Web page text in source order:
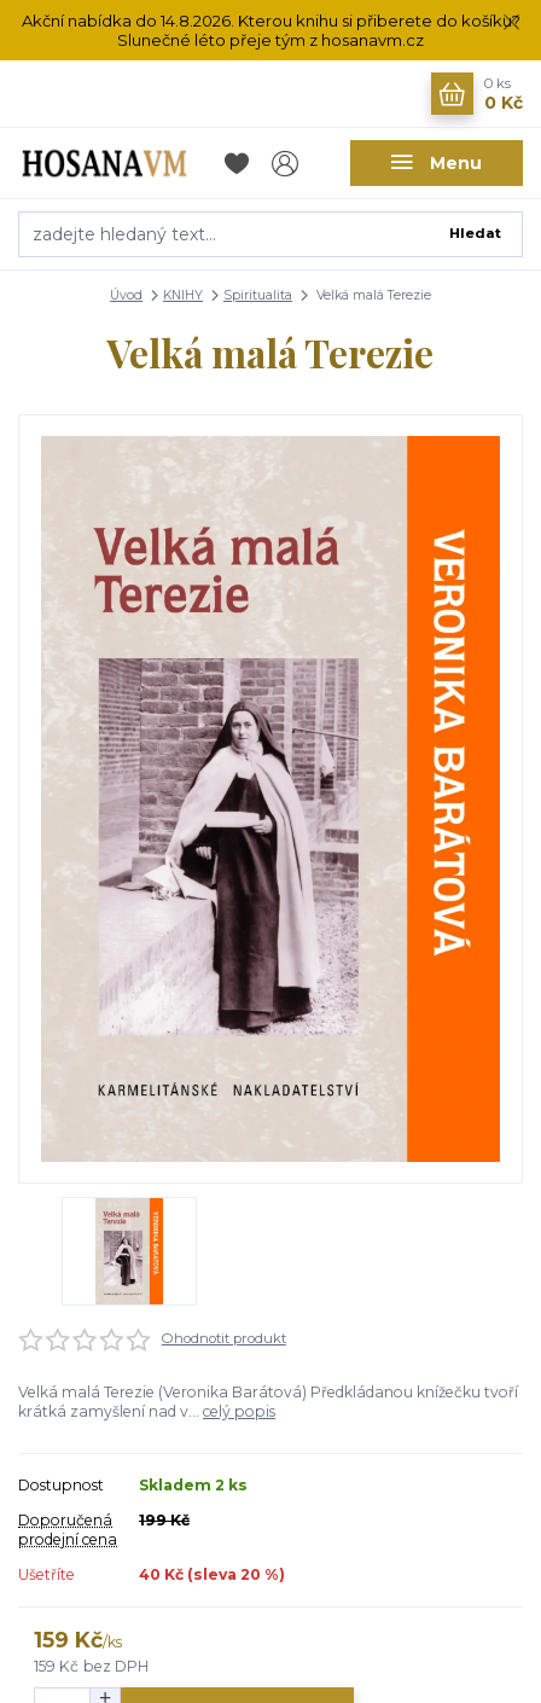
Akční nabídka do 14.8.2026. Kterou knihu si přiberete do košíku?
Slunečné léto přeje tým z hosanavm.cz
Menu
Hledat
0 ks
0 Kč
Úvod KNIHY Spiritualita Velká malá Terezie
Velká malá Terezie
Ohodnotit produkt
Velká malá Terezie (Veronika Barátová) Předkládanou knížečku tvoří
krátká zamyšlení nad v... celý popis
Dostupnost
Skladem 2 ks
Doporučená
prodejní cena
199 Kč
Ušetříte 40 Kč (sleva 20 %)
159 Kč/ks
159 Kč bez DPH